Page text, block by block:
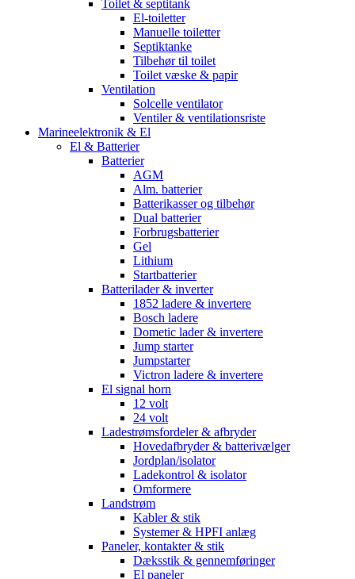
Toilet & septitank
El-toiletter
Manuelle toiletter
Septiktanke
Tilbehør til toilet
Toilet væske & papir
Ventilation
Solcelle ventilator
Ventiler & ventilationsriste
Marineelektronik & El
El & Batterier
Batterier
AGM
Alm. batterier
Batterikasser og tilbehør
Dual batterier
Forbrugsbatterier
Gel
Lithium
Startbatterier
Batterilader & inverter
1852 ladere & invertere
Bosch ladere
Dometic lader & invertere
Jump starter
Jumpstarter
Victron ladere & invertere
El signal horn
12 volt
24 volt
Ladestrømsfordeler & afbryder
Hovedafbryder & batterivælger
Jordplan/isolator
Ladekontrol & isolator
Omformere
Landstrøm
Kabler & stik
Systemer & HPFI anlæg
Paneler, kontakter & stik
Dæksstik & gennemføringer
El paneler